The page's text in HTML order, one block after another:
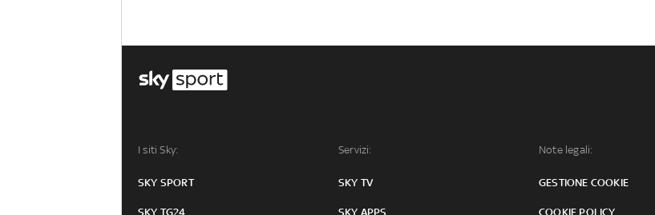
I siti Sky:
SKY SPORT
SKY TG24
Servizi:
SKY TV
SKY APPS
Note legali:
GESTIONE COOKIE
COOKIE POLICY